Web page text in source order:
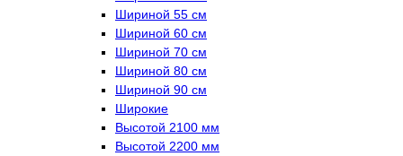
Шириной 55 см
Шириной 60 см
Шириной 70 см
Шириной 80 см
Шириной 90 см
Широкие
Высотой 2100 мм
Высотой 2200 мм